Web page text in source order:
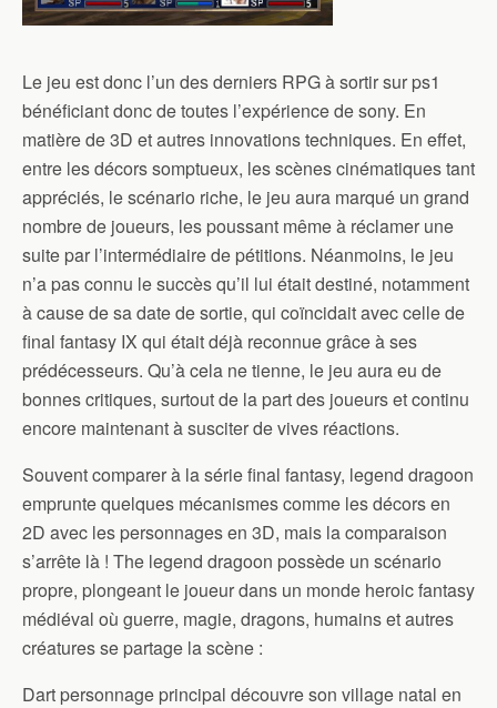
Le jeu est donc l’un des derniers RPG à sortir sur ps1
bénéficiant donc de toutes l’expérience de sony. En
matière de 3D et autres innovations techniques. En effet,
entre les décors somptueux, les scènes cinématiques tant
appréciés, le scénario riche, le jeu aura marqué un grand
nombre de joueurs, les poussant même à réclamer une
suite par l’intermédiaire de pétitions. Néanmoins, le jeu
n’a pas connu le succès qu’il lui était destiné, notamment
à cause de sa date de sortie, qui coïncidait avec celle de
final fantasy IX qui était déjà reconnue grâce à ses
prédécesseurs. Qu’à cela ne tienne, le jeu aura eu de
bonnes critiques, surtout de la part des joueurs et continu
encore maintenant à susciter de vives réactions.
Souvent comparer à la série final fantasy, legend dragoon
emprunte quelques mécanismes comme les décors en
2D avec les personnages en 3D, mais la comparaison
s’arrête là ! The legend dragoon possède un scénario
propre, plongeant le joueur dans un monde heroic fantasy
médiéval où guerre, magie, dragons, humains et autres
créatures se partage la scène :
Dart personnage principal découvre son village natal en